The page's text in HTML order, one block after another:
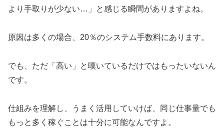
より手取りが少ない…」と感じる瞬間がありますよね。
原因は多くの場合、20％のシステム手数料にあります。
でも、ただ「高い」と嘆いているだけではもったいないん
です。
仕組みを理解し、うまく活用していけば、同じ仕事量でも
もっと多く稼ぐことは十分に可能なんですよ。